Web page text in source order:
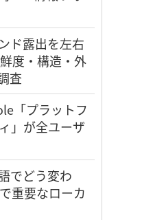
ド露出を左右
度・構造・外
査
「プラットフ
」が全ユーザ
でどう変わ
重要なローカ